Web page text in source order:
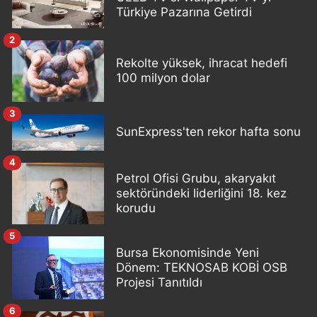
Türkiye Pazarına Getirdi
Rekolte yüksek, ihracat hedefi
100 milyon dolar
2
SunExpress'ten rekor hafta sonu
3
Petrol Ofisi Grubu, akaryakıt
sektöründeki liderliğini 18. kez
korudu
4
Bursa Ekonomisinde Yeni
Dönem: TEKNOSAB KOBİ OSB
Projesi Tanıtıldı
5
6